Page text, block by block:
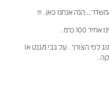
… הנה אנחנו כאן . !!!
100 ס"מ .
לפי הצורך . על גבי מגנט או
.